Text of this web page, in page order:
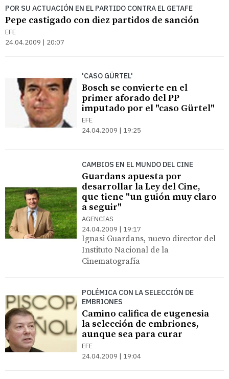
POR SU ACTUACIÓN EN EL PARTIDO CONTRA EL GETAFE
Pepe castigado con diez partidos de sanción
EFE
24.04.2009 | 20:07
'CASO GÜRTEL'
Bosch se convierte en el
primer aforado del PP
imputado por el "caso Gürtel"
EFE
24.04.2009 | 19:25
CAMBIOS EN EL MUNDO DEL CINE
Guardans apuesta por
desarrollar la Ley del Cine,
que tiene "un guión muy claro
a seguir"
AGENCIAS
24.04.2009 | 19:17
Ignasi Guardans, nuevo director del
Instituto Nacional de la
Cinematografía
POLÉMICA CON LA SELECCIÓN DE
EMBRIONES
Camino califica de eugenesia
la selección de embriones,
aunque sea para curar
EFE
24.04.2009 | 19:04